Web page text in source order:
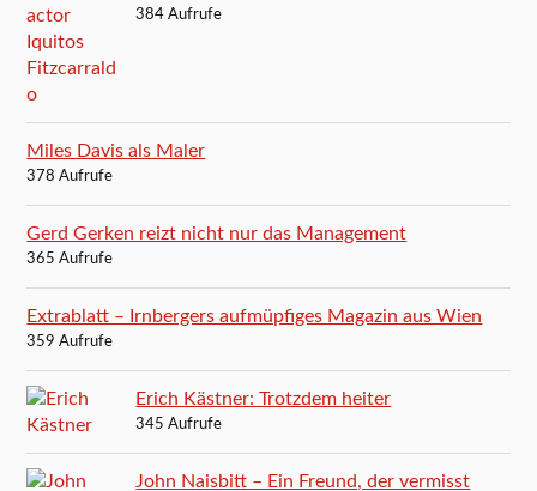
384 Aufrufe
Miles Davis als Maler
378 Aufrufe
Gerd Gerken reizt nicht nur das Management
365 Aufrufe
Extrablatt – Irnbergers aufmüpfiges Magazin aus Wien
359 Aufrufe
Erich Kästner: Trotzdem heiter
345 Aufrufe
John Naisbitt – Ein Freund, der vermisst